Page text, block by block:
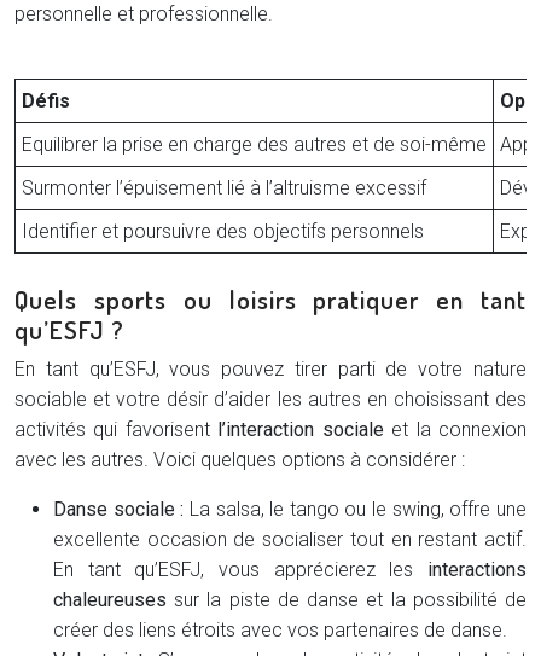
personnelle et professionnelle.
Défis
Equilibrer la prise en charge des autres et de soi-même
Surmonter l’épuisement lié à l’altruisme excessif
Identifier et poursuivre des objectifs personnels
Quels sports ou loisirs pratiquer en tant
qu’ESFJ ?
En tant qu’ESFJ, vous pouvez tirer parti de votre nature
sociable et votre désir d’aider les autres en choisissant des
activités qui favorisent l’interaction socialeet la connexion
avec les autres. Voici quelques options à considérer :
Danse sociale : La salsa, le tango ou le swing, offre une
excellente occasion de socialiser tout en restant actif.
En tant qu’ESFJ, vous apprécierez les interactions
chaleureuses sur la piste de danse et la possibilité de
créer des liens étroits avec vos partenaires de danse.